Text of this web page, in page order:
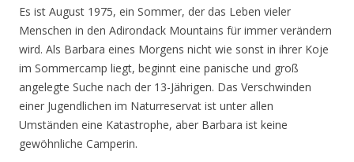
Es ist August 1975, ein Sommer, der das Leben vieler
Menschen in den Adirondack Mountains für immer verändern
wird. Als Barbara eines Morgens nicht wie sonst in ihrer Koje
im Sommercamp liegt, beginnt eine panische und groß
angelegte Suche nach der 13-Jährigen. Das Verschwinden
einer Jugendlichen im Naturreservat ist unter allen
Umständen eine Katastrophe, aber Barbara ist keine
gewöhnliche Camperin.